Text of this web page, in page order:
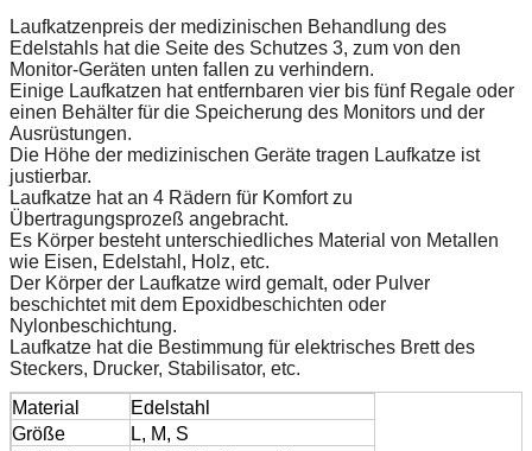
Laufkatzenpreis der medizinischen Behandlung des
Edelstahls hat die Seite des Schutzes 3, zum von den
Monitor-Geräten unten fallen zu verhindern.
Einige Laufkatzen hat entfernbaren vier bis fünf Regale oder
einen Behälter für die Speicherung des Monitors und der
Ausrüstungen.
Die Höhe der medizinischen Geräte tragen Laufkatze ist
justierbar.
Laufkatze hat an 4 Rädern für Komfort zu
Übertragungsprozeß angebracht.
Es Körper besteht unterschiedliches Material von Metallen
wie Eisen, Edelstahl, Holz, etc.
Der Körper der Laufkatze wird gemalt, oder Pulver
beschichtet mit dem Epoxidbeschichten oder
Nylonbeschichtung.
Laufkatze hat die Bestimmung für elektrisches Brett des
Steckers, Drucker, Stabilisator, etc.
Material
Edelstahl
Größe
L, M, S